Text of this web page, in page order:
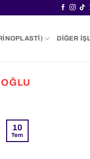
DIĞER
10
Tem